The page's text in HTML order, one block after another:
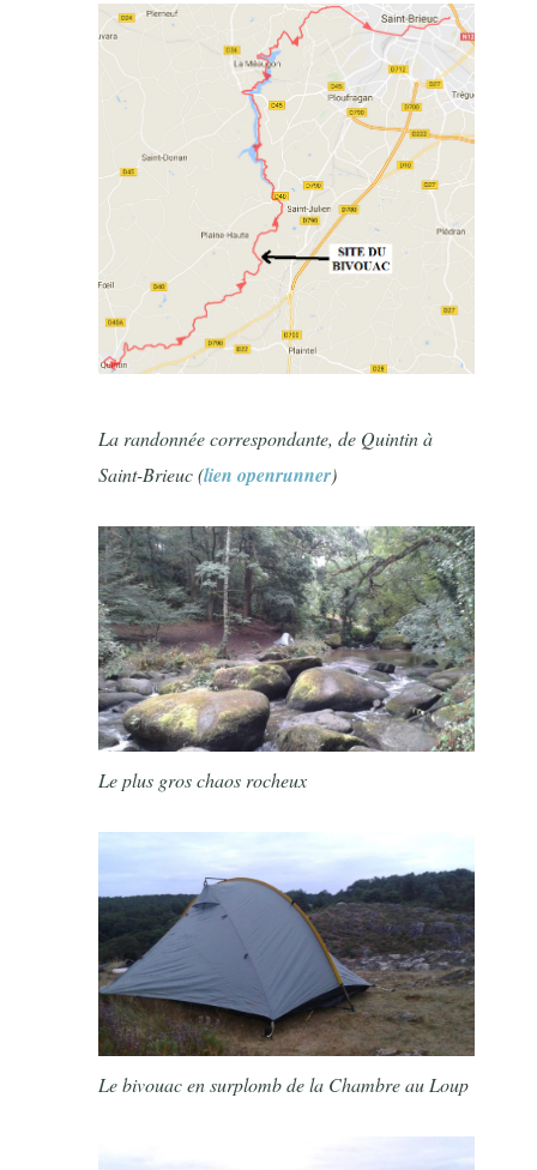
La randonnée correspondante, de Quintin à
Saint-Brieuc (lien openrunner)
Le plus gros chaos rocheux
Le bivouac en surplomb de la Chambre au Loup